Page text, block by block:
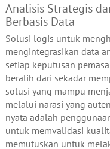
Analisis Strategis
Berbasis Data
Solusi logis untuk
mengintegrasikan data
setiap keputusan
beralih dari sekadar
solusi yang mampu
melalui narasi yang
nyata adalah
untuk memvalidasi
memutuskan untuk